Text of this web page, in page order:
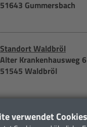
verwendet Cookies
51643 Gummersbach
Standort Waldbröl
Alter Krankenhausweg 6
51545 Waldbröl